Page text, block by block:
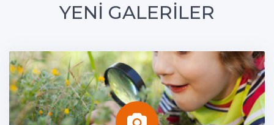
YENİ GALERİLER